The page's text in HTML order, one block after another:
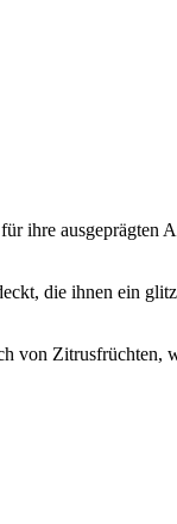
ausgeprägten
die ihnen ein
von Zitrusfrüchten,